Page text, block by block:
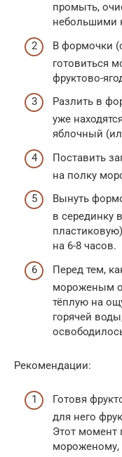
промыть,
небольшими
В формочки
готовиться
фруктово-
Разлить в
уже
яблочный
Поставить
на полку
Вынуть
в серединку
на 6-8 часов.
Перед тем,
мороженым
тёплую на
горячей
Рекомендации:
Готовя
для него
Этот момент
мороженому,